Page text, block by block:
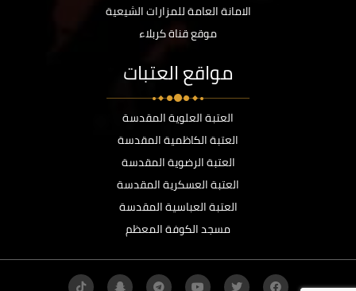
الامانة العامة للمزارات الشيعية
موقع قناة كربلاء
مواقع العتبات
العتبة العلوية المقدسة
العتبة الكاظمية المقدسة
العتبة الرضوية المقدسة
العتبة العسكرية المقدسة
العتبة العباسية المقدسة
مسجد الكوفة المعظم